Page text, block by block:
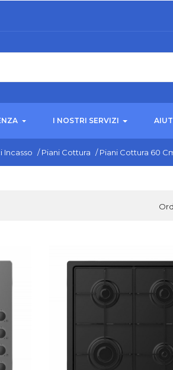
I NOSTRI SERVIZI
Incasso / Piani Cottura / Piani Cottura 60